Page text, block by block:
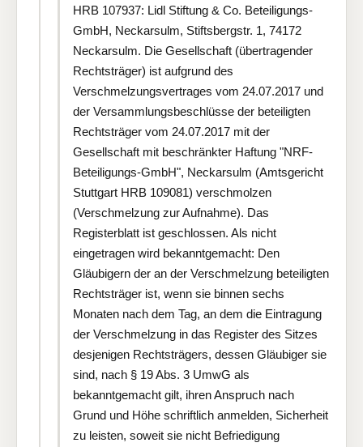
HRB 107937: Lidl Stiftung & Co. Beteiligungs-
GmbH, Neckarsulm, Stiftsbergstr. 1, 74172
Neckarsulm. Die Gesellschaft (übertragender
Rechtsträger) ist aufgrund des
Verschmelzungsvertrages vom 24.07.2017 und
der Versammlungsbeschlüsse der beteiligten
Rechtsträger vom 24.07.2017 mit der
Gesellschaft mit beschränkter Haftung "NRF-
Beteiligungs-GmbH", Neckarsulm (Amtsgericht
Stuttgart HRB 109081) verschmolzen
(Verschmelzung zur Aufnahme). Das
Registerblatt ist geschlossen. Als nicht
eingetragen wird bekanntgemacht: Den
Gläubigern der an der Verschmelzung beteiligten
Rechtsträger ist, wenn sie binnen sechs
Monaten nach dem Tag, an dem die Eintragung
der Verschmelzung in das Register des Sitzes
desjenigen Rechtsträgers, dessen Gläubiger sie
sind, nach § 19 Abs. 3 UmwG als
bekanntgemacht gilt, ihren Anspruch nach
Grund und Höhe schriftlich anmelden, Sicherheit
zu leisten, soweit sie nicht Befriedigung